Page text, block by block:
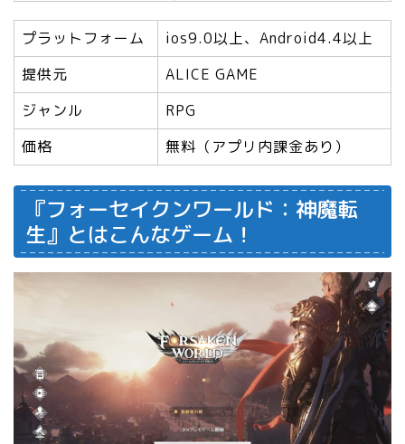
プラットフォーム
ios9.0以上、Android4.4以上
提供元
ALICE GAME
ジャンル
RPG
価格
無料（アプリ内課金あり）
『フォーセイクンワールド：神魔転
生』とはこんなゲーム！